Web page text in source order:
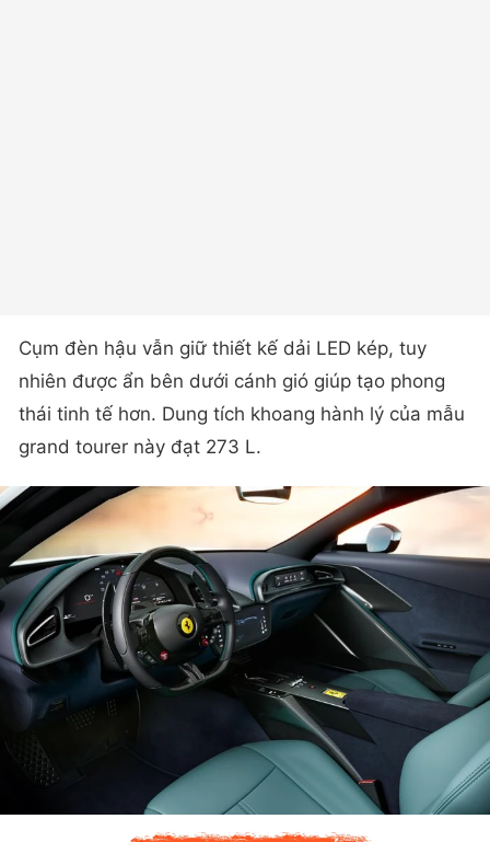
Cụm đèn hậu vẫn giữ thiết kế dải LED kép, tuy
nhiên được ẩn bên dưới cánh gió giúp tạo phong
thái tinh tế hơn. Dung tích khoang hành lý của mẫu
grand tourer này đạt 273 L.